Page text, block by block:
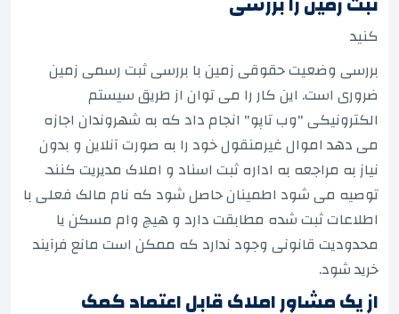
کنید
بررسی وضعیت حقوقی زمین با بررسی ثبت رسمی زمین
ضروری است. این کار را می توان از طریق سیستم
الکترونیکی "وب تاپو" انجام داد که به شهروندان اجازه
می دهد اموال غیرمنقول خود را به صورت آنلاین و بدون
نیاز به مراجعه به اداره ثبت اسناد و املاک مدیریت کنند.
توصیه می شود اطمینان حاصل شود که نام مالک فعلی با
اطلاعات ثبت شده مطابقت دارد و هیچ وام مسکن یا
محدودیت قانونی وجود ندارد که ممکن است مانع فرآیند
خرید شود.
از یک مشاور املاک قابل اعتماد کمک